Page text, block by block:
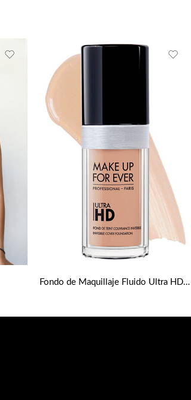
Fondo de Maquillaje Fluido Ultra HD tonos medios de Make up Forever